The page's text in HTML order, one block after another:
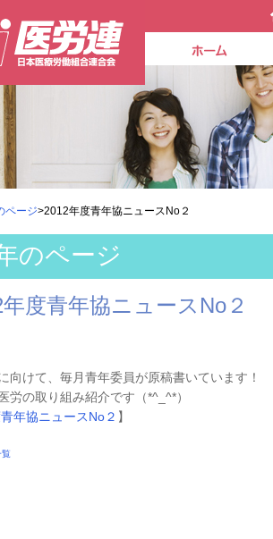
ページ>2012年度青年協ニュースNo２
のページ
度青年協ニュースNo２
向けて、毎月青年委員が原稿書いています！
労の取り組み紹介です（*^_^*）
年協ニュースNo２ 】
覧